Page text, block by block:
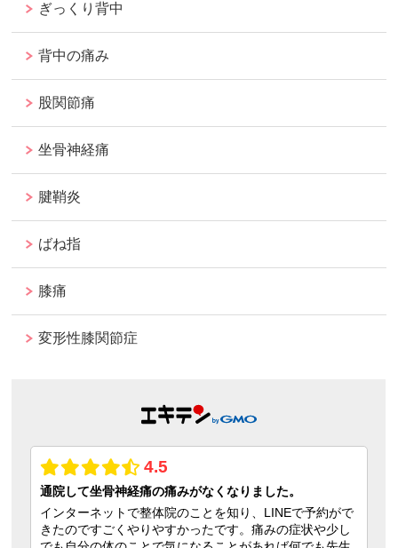
ぎっくり背中
背中の痛み
股関節痛
坐骨神経痛
腱鞘炎
ばね指
膝痛
変形性膝関節症